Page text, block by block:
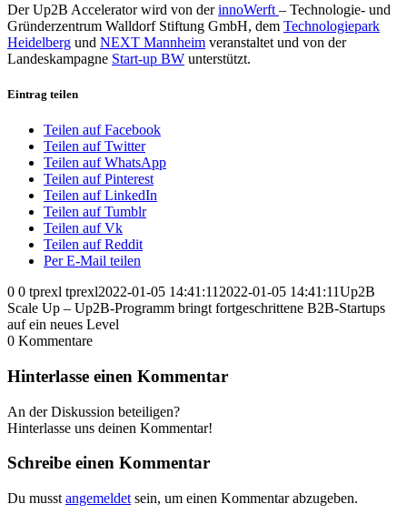
Der Up2B Accelerator wird von derinnoWerft – Technologie- und
Gründerzentrum Walldorf Stiftung GmbH, dem Technologiepark
Heidelberg und NEXT Mannheim veranstaltet und von der
Landeskampagne Start-up BW unterstützt.
Eintrag teilen
Teilen auf Facebook
Teilen auf Twitter
Teilen auf WhatsApp
Teilen auf Pinterest
Teilen auf LinkedIn
Teilen auf Tumblr
Teilen auf Vk
Teilen auf Reddit
Per E-Mail teilen
0 0 tprexl tprexl2022-01-05 14:41:11 2022-01-05 14:41:11Up2B
Scale Up – Up2B-Programm bringt fortgeschrittene B2B-Startups
auf ein neues Level
0 Kommentare
Hinterlasse einen Kommentar
An der Diskussion beteiligen?
Hinterlasse uns deinen Kommentar!
Schreibe einen Kommentar
Du musst angemeldet sein, um einen Kommentar abzugeben.